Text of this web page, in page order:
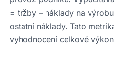
= tržby – náklady na
ostatní náklady. Tato
vyhodnocení celkové